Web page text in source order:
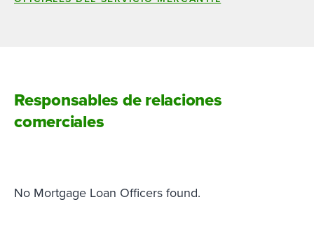
Responsables de relaciones
comerciales
No Mortgage Loan Officers found.